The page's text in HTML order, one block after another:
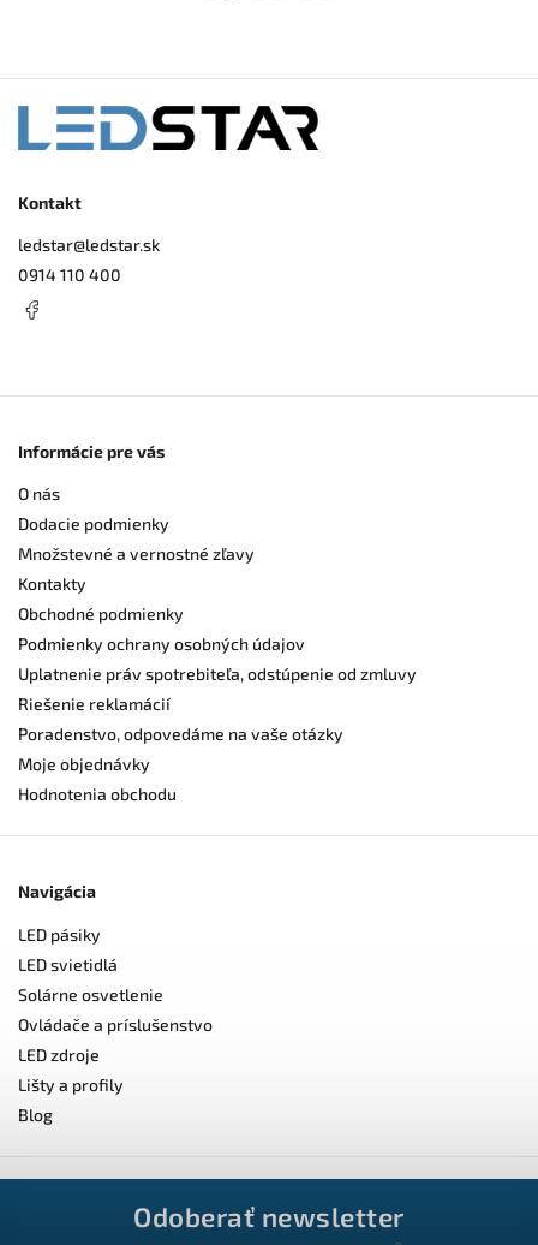
Kontakt
ledstar@ledstar.sk
0914 110 400
Informácie pre vás
O nás
Dodacie podmienky
Množstevné a vernostné zľavy
Kontakty
Obchodné podmienky
Podmienky ochrany osobných údajov
Uplatnenie práv spotrebiteľa, odstúpenie od zmluvy
Riešenie reklamácií
Poradenstvo, odpovedáme na vaše otázky
Moje objednávky
Hodnotenia obchodu
Navigácia
LED pásiky
LED svietidlá
Solárne osvetlenie
Ovládače a príslušenstvo
LED zdroje
Lišty a profily
Blog
Odoberať newsletter